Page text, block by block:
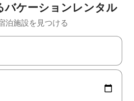
バケーションレンタル
泊施設を見つける
、上下の矢印キーを使って移動するか